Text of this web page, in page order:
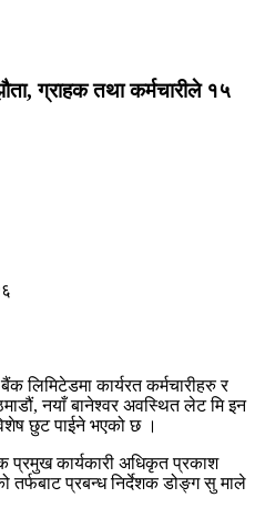
ग्राहक तथा कर्मचारीले १५
लिमिटेडमा कार्यरत कर्मचारीहरु र
नयाँ बानेश्वर अवस्थित लेट मि इन
छुट पाईने भएको छ ।
प्रमुख कार्यकारी अधिकृत प्रकाश
तर्फबाट प्रबन्ध निर्देशक डोङ्ग सु माले